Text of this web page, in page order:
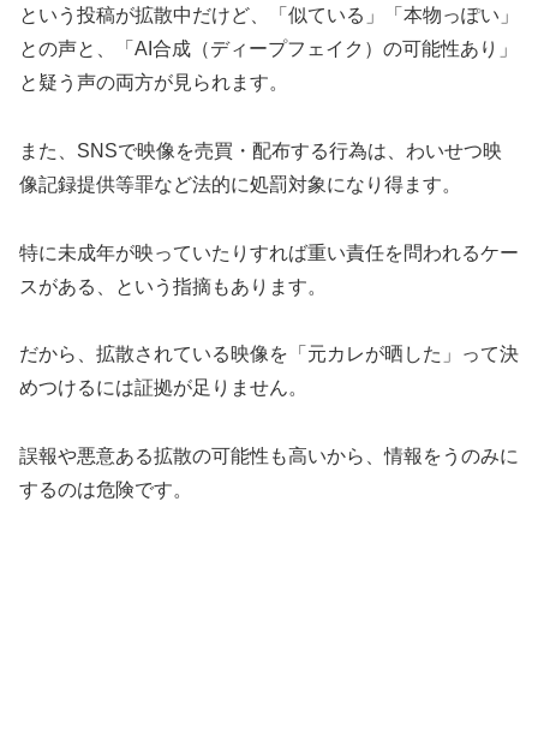
という投稿が拡散中だけど、「似ている」「本物っぽい」
との声と、「AI合成（ディープフェイク）の可能性あり」
と疑う声の両方が見られます。
また、SNSで映像を売買・配布する行為は、わいせつ映
像記録提供等罪など法的に処罰対象になり得ます。
特に未成年が映っていたりすれば重い責任を問われるケー
スがある、という指摘もあります。
だから、拡散されている映像を「元カレが晒した」って決
めつけるには証拠が足りません。
誤報や悪意ある拡散の可能性も高いから、情報をうのみに
するのは危険です。